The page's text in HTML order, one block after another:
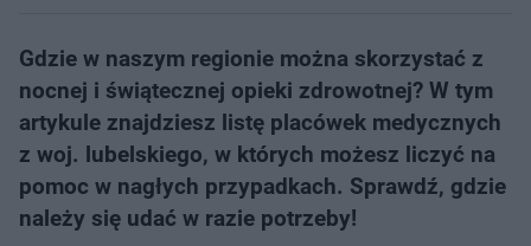
Gdzie w naszym regionie można skorzystać z
nocnej i świątecznej opieki zdrowotnej? W tym
artykule znajdziesz listę placówek medycznych
z woj. lubelskiego, w których możesz liczyć na
pomoc w nagłych przypadkach. Sprawdź, gdzie
należy się udać w razie potrzeby!